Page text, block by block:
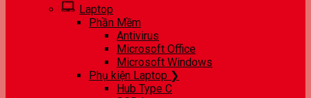
Laptop
Phần Mềm
Antivirus
Microsoft Office
Microsoft Windows
Phụ kiện Laptop ❯
Hub Type C